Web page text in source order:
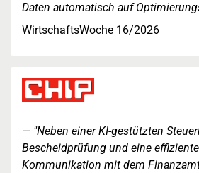
Daten automatisch auf
WirtschaftsWoche 16/2026
"Neben einer KI-gestützten
Bescheidprüfung und eine
Kommunikation mit dem